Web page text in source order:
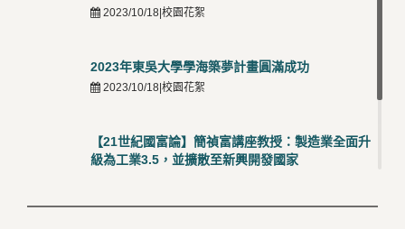
2023/10/18|校園花絮
2023年東吳大學學海築夢計畫圓滿成功
2023/10/18|校園花絮
【21世紀國富論】簡禎富講座教授：製造業全面升
級為工業3.5，並擴散至新興開發國家